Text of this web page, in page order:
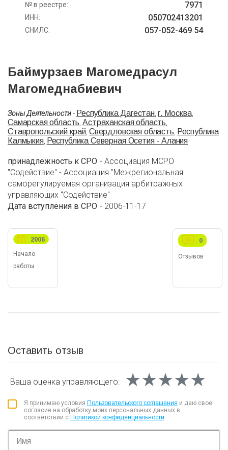
№ в реестре: 7971
ИНН: 050702413201
СНИЛС: 057-052-469 54
Баймурзаев Магомедрасул
Магомеднабиевич
Зоны Деятельности- Республика Дагестан, г. Москва,
Самарская область,Астраханская область,
Ставропольский край, Свердловская область, Республика
Калмыкия, Республика Северная Осетия - Алания
принадлежность к СРО - Ассоциация МСРО
"Содействие" - Ассоциация "Межрегиональная
саморегулируемая организация арбитражных
управляющих "Содействие"
Дата вступления в СРО - 2006-11-17
Начало
работы
2006
Отзывов
0
Оставить отзыв
Ваша оценка управляющего: ★★★★★
★★★★★
★★★★★
Я принимаю условия Пользовательского соглашения и даю свое
согласие на обработку моих персональных данных в
соответствии с Политикой конфиденциальности